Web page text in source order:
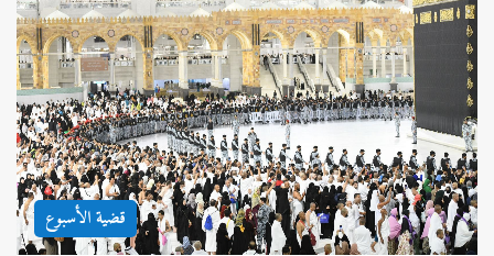
قضية الأسبوع